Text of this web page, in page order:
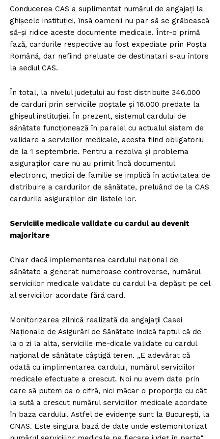
Conducerea CAS a suplimentat numărul de angajaţi la
ghişeele instituţiei, însă oamenii nu par să se grăbească
să-şi ridice aceste documente medicale. Într-o primă
fază, cardurile respective au fost expediate prin Poşta
Română, dar nefiind preluate de destinatari s-au întors
la sediul CAS.
În total, la nivelul judeţului au fost distribuite 346.000
de carduri prin serviciile poştale şi 16.000 predate la
ghişeul instituţiei. În prezent, sistemul cardului de
sănătate funcţionează în paralel cu actualul sistem de
validare a serviciilor medicale, acesta fiind obligatoriu
de la 1 septembrie. Pentru a rezolva şi problema
asiguraţilor care nu au primit încă documentul
electronic, medicii de familie se implică în activitatea de
distribuire a cardurilor de sănătate, preluând de la CAS
cardurile asiguraţilor din listele lor.
Serviciile medicale validate cu cardul au devenit
majoritare
Chiar dacă implementarea cardului naţional de
sănătate a generat numeroase controverse, numărul
serviciilor medicale validate cu cardul l-a depăşit pe cel
al serviciilor acordate fără card.
Monitorizarea zilnică realizată de angajaţii Casei
Naţionale de Asigurări de Sănătate indică faptul că de
la o zi la alta, serviciile me-dicale validate cu cardul
naţional de sănătate câştigă teren. „E adevărat că
odată cu implimentarea cardului, numărul serviciilor
medicale efectuate a crescut. Noi nu avem date prin
care să putem da o cifră, nici măcar o proporţie cu cât
la sută a crescut numărul serviciilor medicale acordate
în baza cardului. Astfel de evidenţe sunt la Bucureşti, la
CNAS. Este singura bază de date unde estemonitorizat